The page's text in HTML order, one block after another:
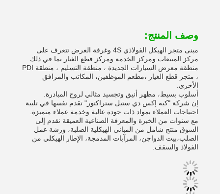
وصف المنتج:
مبنى متجر الهيكل الفولاذي 4S وغرفة العرض تتعرف على
مركز المبيعات ومركز الخدمة ومركز قطع الغيار بما في ذلك
منطقة معرض السيارات الجديدة ، منطقة التسليم ، منطقة PDI
، متجر قطع الغيار ،مطعم الموظفين، المكاتب والمرافق
الأخرى.
أسلوب بسيط، مظهر أنيق وتجسيد مثالي لروح المبادرة.
إن شركة "كيه إكس دي ستيل ستراكتور" تقدم نفسها في تلبية
احتياجات العملاء بمواد ذات جودة عالية وخدمة عملاء متميزة.
مع سنوات من الخبرة والمعرفة الصناعية العميقة نقدم إلى
السوق منتج شامل من المباني الهيكلية الصلبة، ورشة عمل
الصلب،بيت الدواجن، المرآبات المدمجة، الإطار الهيكلي من
الفولاذ والسقف.